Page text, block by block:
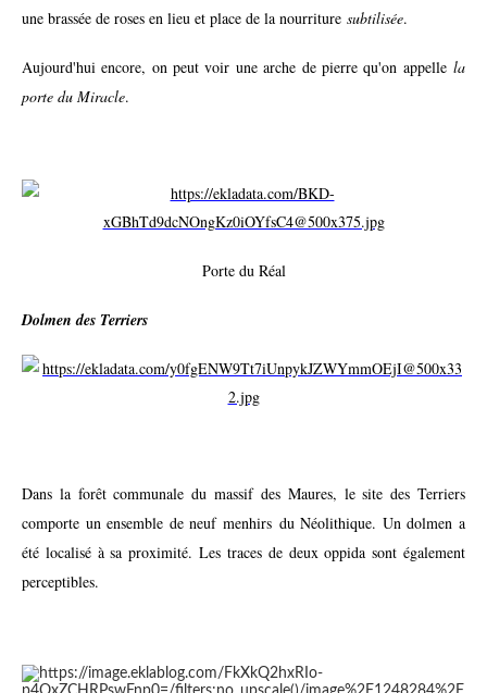
une brassée de roses en lieu et place de la nourriture subtilisée.
Aujourd'hui encore, on peut voir une arche de pierre qu'on appelle la
porte du Miracle.
Porte du Réal
Dolmen des Terriers
Dans la forêt communale du massif des Maures, le site des Terriers
comporte un ensemble de neuf menhirs du Néolithique. Un dolmen a
été localisé à sa proximité. Les traces de deux oppida sont également
perceptibles.